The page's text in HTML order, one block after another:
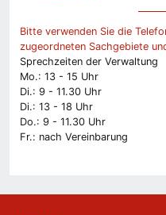
Bitte verwenden Sie die
zugeordneten Sachgebiete
Sprechzeiten der Verwaltung
Mo.: 13 - 15 Uhr
Di.: 9 - 11.30 Uhr
Di.: 13 - 18 Uhr
Do.: 9 - 11.30 Uhr
Fr.: nach Vereinbarung